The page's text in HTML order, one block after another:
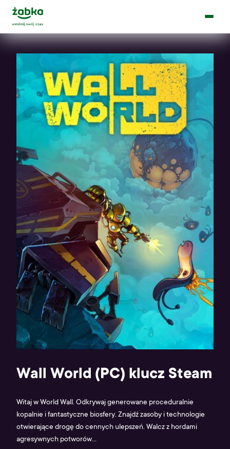
Main Logo
Menu
Wall World (PC) klucz Steam
Witaj w World Wall. Odkrywaj generowane proceduralnie
kopalnie i fantastyczne biosfery. Znajdź zasoby i technologie
otwierające drogę do cennych ulepszeń. Walcz z hordami
agresywnych potworów...